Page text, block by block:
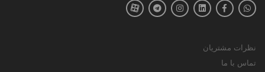
نظرات مشتریان
تماس با ما